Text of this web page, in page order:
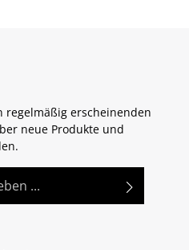
regelmäßig erscheinenden
neue Produkte und